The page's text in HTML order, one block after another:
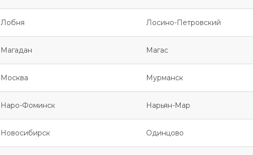
Лобня Лосино-Петровский
Магадан Магас
Москва Мурманск
Наро-Фоминск Нарьян-Мар
Новосибирск Одинцово